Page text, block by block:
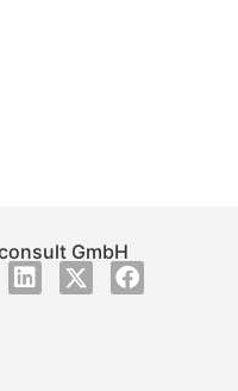
GmbH